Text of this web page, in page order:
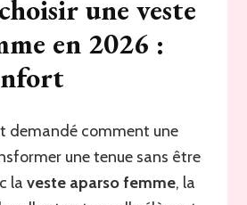
une veste
en 2026 :
demandé comment une
une tenue sans être
laveste aparso femme, la